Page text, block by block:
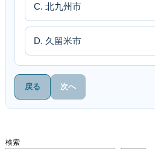
C. 北九州市
D. 久留米市
戻る 次へ
検索